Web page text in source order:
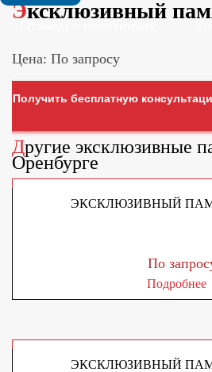
Эксклюзивный
Цена: По запросу
Получить бесплатную
Другие эксклюзивные
Оренбурге
ЭКСКЛЮЗИВНЫЙ
По
Подробнее
ЭКСКЛЮЗИВНЫЙ